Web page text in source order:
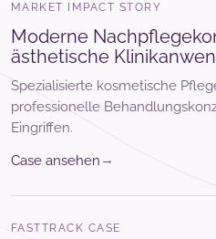
MARKET IMPACT STORY
Moderne
ästhetische
Spezialisierte kosmetische
professionelle
Eingriffen.
Case ansehen →
FASTTRACK CASE